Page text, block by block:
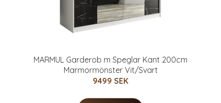
MARMUL Garderob m Speglar Kant 200cm
Marmormönster Vit/Svart
9499 SEK